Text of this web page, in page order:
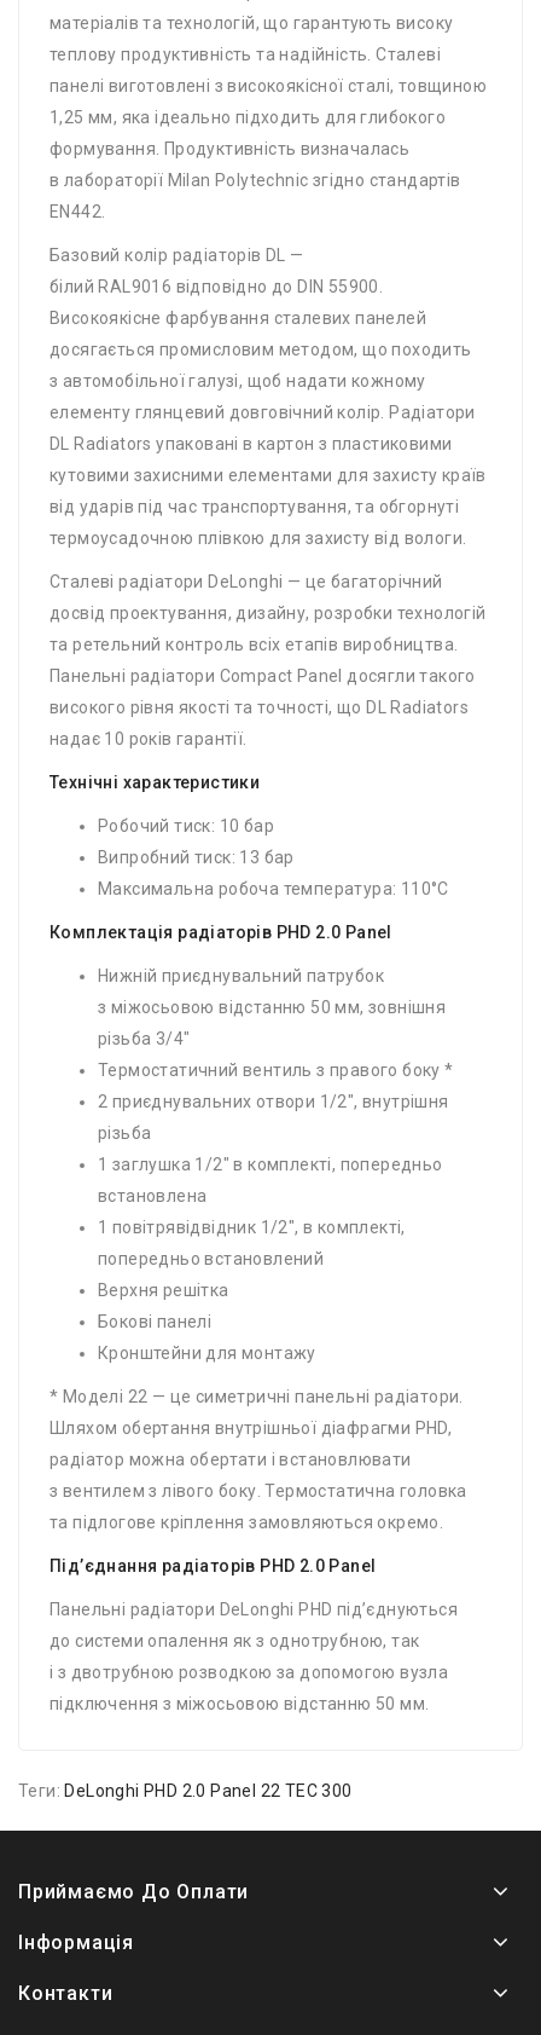
матеріалів та технологій, що гарантують високу
теплову продуктивність та надійність. Сталеві
панелі виготовлені з високоякісної сталі, товщиною
1,25 мм, яка ідеально підходить для глибокого
формування. Продуктивність визначалась
в лабораторії Milan Polytechnic згідно стандартів
EN442.
Базовий колір радіаторів DL —
білий RAL9016 відповідно до DIN 55900.
Високоякісне фарбування сталевих панелей
досягається промисловим методом, що походить
з автомобільної галузі, щоб надати кожному
елементу глянцевий довговічний колір. Радіатори
DL Radiators упаковані в картон з пластиковими
кутовими захисними елементами для захисту країв
від ударів під час транспортування, та обгорнуті
термоусадочною плівкою для захисту від вологи.
Сталеві радіатори DeLonghi — це багаторічний
досвід проектування, дизайну, розробки технологій
та ретельний контроль всіх етапів виробництва.
Панельні радіатори Compact Panel досягли такого
високого рівня якості та точності, що DL Radiators
надає 10 років гарантії.
Технічні характеристики
Робочий тиск: 10 бар
Випробний тиск: 13 бар
Максимальна робоча температура: 110°C
Комплектація радіаторів PHD 2.0 Panel
Нижній приєднувальний патрубок
з міжосьовою відстанню 50 мм, зовнішня
різьба 3/4″
Термостатичний вентиль з правого боку *
2 приєднувальних отвори 1/2″, внутрішня
різьба
1 заглушка 1/2″ в комплекті, попередньо
встановлена
1 повітрявідвідник 1/2″, в комплекті,
попередньо встановлений
Верхня решітка
Бокові панелі
Кронштейни для монтажу
* Моделі 22 — це симетричні панельні радіатори.
Шляхом обертання внутрішньої діафрагми PHD,
радіатор можна обертати і встановлювати
з вентилем з лівого боку. Термостатична головка
та підлогове кріплення замовляються окремо.
Під’єднання радіаторів PHD 2.0 Panel
Панельні радіатори DeLonghi PHD під’єднуються
до системи опалення як з однотрубною, так
і з двотрубною розводкою за допомогою вузла
підключення з міжосьовою відстанню 50 мм.
Теги: DeLonghi PHD 2.0 Panel 22 TEC 300
Приймаємо До Оплати
Інформація
Контакти